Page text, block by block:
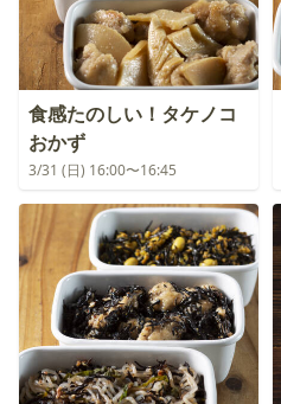
食感たのしい！タケノコ
おかず
3/31 (日) 16:00〜16:45